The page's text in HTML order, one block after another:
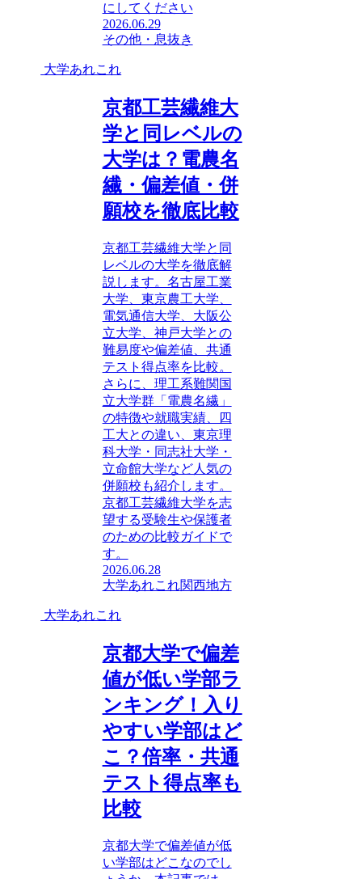
にしてください
2026.06.29
その他・息抜き
大学あれこれ
京都工芸繊維大
学と同レベルの
大学は？電農名
繊・偏差値・併
願校を徹底比較
京都工芸繊維大学と同
レベルの大学を徹底解
説します。名古屋工業
大学、東京農工大学、
電気通信大学、大阪公
立大学、神戸大学との
難易度や偏差値、共通
テスト得点率を比較。
さらに、理工系難関国
立大学群「電農名繊」
の特徴や就職実績、四
工大との違い、東京理
科大学・同志社大学・
立命館大学など人気の
併願校も紹介します。
京都工芸繊維大学を志
望する受験生や保護者
のための比較ガイドで
す。
2026.06.28
大学あれこれ関西地方
大学あれこれ
京都大学で偏差
値が低い学部ラ
ンキング！入り
やすい学部はど
こ？倍率・共通
テスト得点率も
比較
京都大学で偏差値が低
い学部はどこなのでし